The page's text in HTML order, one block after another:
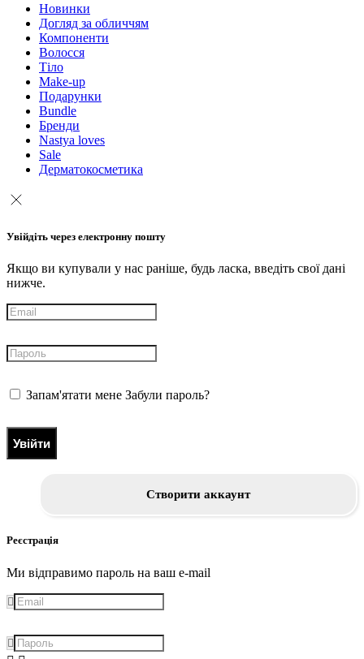
Новинки
Догляд за обличчям
Компоненти
Волосся
Тіло
Make-up
Подарунки
Bundle
Бренди
Nastya loves
Sale
Дерматокосметика
Увійдіть через електронну пошту
Якщо ви купували у нас раніше, будь ласка, введіть свої дані
нижче.
Запам'ятати мене Забули пароль?
Увійти
Створити аккаунт
Реєстрація
Ми відправимо пароль на ваш e-mail